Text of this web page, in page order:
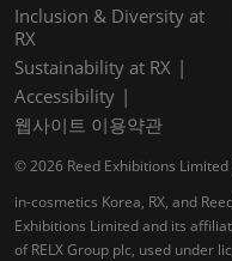
Inclusion & Diversity at
RX
Sustainability at RX
Accessibility
웹사이트 이용약관
© 2026 Reed Exhibitions Limited
in-cosmetics Korea, RX, and
Exhibitions Limited and its
of RELX Group plc, used under